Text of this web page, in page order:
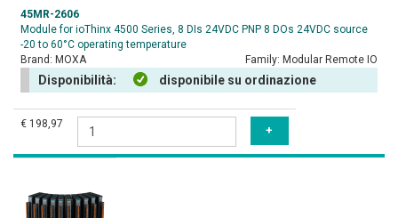
45MR-2606
Module for ioThinx 4500 Series, 8 DIs 24VDC PNP 8 DOs 24VDC source
-20 to 60°C operating temperature
Brand: MOXA Family: Modular Remote IO
Disponibilità: disponibile su ordinazione
€ 198,97